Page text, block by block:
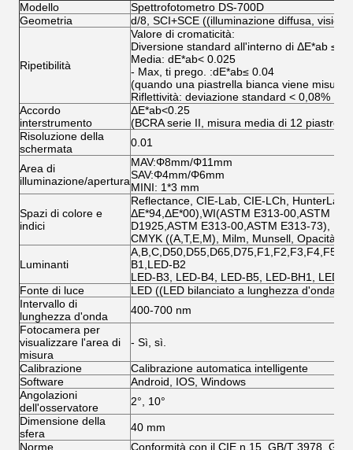
Modello
Spettrofotometro DS-700D
Geometria
d/8, SCI+SCE ((illuminazione diffusa,
Ripetibilità
Valore di cromaticità:
Diversione standard all'interno di ΔE*ab ≤
Media: dE*ab< 0.025
- Max, ti prego. :dE*ab≤ 0.04
(quando una piastrella bianca viene
Riflettività: deviazione standard < 0,08%
Accordo
interstrumento
ΔE*ab<0.25
(BCRA serie II, misura media di 12
Risoluzione della
schermata
0.01
Area di
illuminazione/apertura
MAV:Φ8mm/Φ11mm
SAV:Φ4mm/Φ6mm
MINI: 1*3 mm
Spazi di colore e
indici
Reflectance, CIE-Lab, CIE-LCh,
ΔE*94,ΔE*00),WI(ASTM E313-00,ASTM
D1925,ASTM E313-00,ASTM E313-73),
CMYK ((A,T,E,M), Milm, Munsell, Opacità,
Luminanti
B1,LED-B2
LED-B3, LED-B4, LED-B5, LED-BH1, LED-
Fonte di luce
LED ((LED bilanciato a lunghezza d'onda
Intervallo di
lunghezza d'onda
400-700 nm
Fotocamera per
visualizzare l'area di
misura
- Sì, sì.
Calibrazione
Calibrazione automatica intelligente
Software
Android, IOS, Windows
Angolazioni
dell'osservatore
2°, 10°
Dimensione della
sfera
40 mm
Norme
Conformità con il CIE n.15, GB/T 3978, GB